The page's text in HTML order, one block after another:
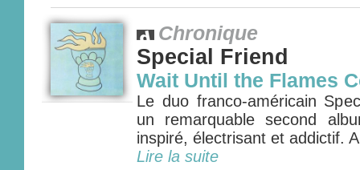
Chronique
Special Friend
Wait Until the Flames
Le duo franco-américain
un remarquable second
inspiré, électrisant et addictif.
Lire la suite